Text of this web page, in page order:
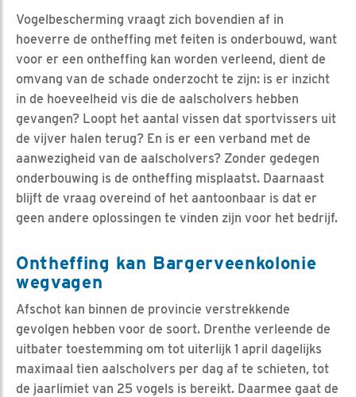
Vogelbescherming vraagt zich bovendien af in
hoeverre de ontheffing met feiten is onderbouwd, want
voor er een ontheffing kan worden verleend, dient de
omvang van de schade onderzocht te zijn: is er inzicht
in de hoeveelheid vis die de aalscholvers hebben
gevangen? Loopt het aantal vissen dat sportvissers uit
de vijver halen terug? En is er een verband met de
aanwezigheid van de aalscholvers? Zonder gedegen
onderbouwing is de ontheffing misplaatst. Daarnaast
blijft de vraag overeind of het aantoonbaar is dat er
geen andere oplossingen te vinden zijn voor het bedrijf.
Ontheffing kan Bargerveenkolonie
wegvagen
Afschot kan binnen de provincie verstrekkende
gevolgen hebben voor de soort. Drenthe verleende de
uitbater toestemming om tot uiterlijk 1 april dagelijks
maximaal tien aalscholvers per dag af te schieten, tot
de jaarlimiet van 25 vogels is bereikt. Daarmee gaat de